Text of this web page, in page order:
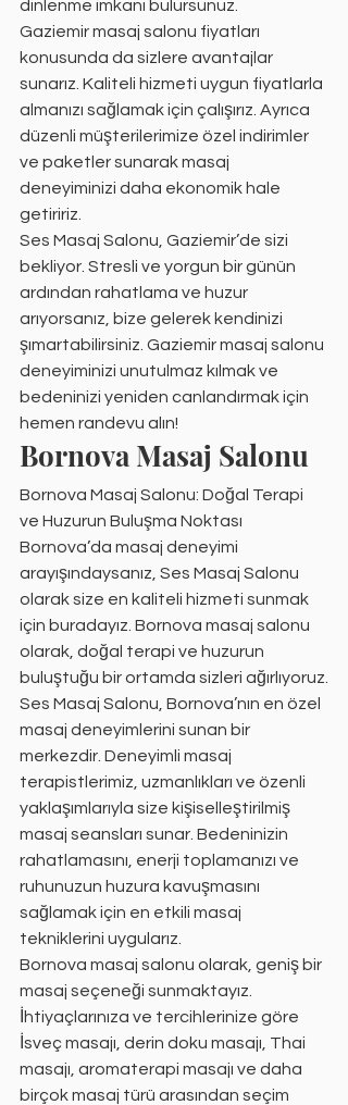
dinlenme imkanı bulursunuz.
Gaziemir masaj salonu fiyatları
konusunda da sizlere avantajlar
sunarız. Kaliteli hizmeti uygun fiyatlarla
almanızı sağlamak için çalışırız. Ayrıca
düzenli müşterilerimize özel indirimler
ve paketler sunarak masaj
deneyiminizi daha ekonomik hale
getiririz.
Ses Masaj Salonu, Gaziemir’de sizi
bekliyor. Stresli ve yorgun bir günün
ardından rahatlama ve huzur
arıyorsanız, bize gelerek kendinizi
şımartabilirsiniz. Gaziemir masaj salonu
deneyiminizi unutulmaz kılmak ve
bedeninizi yeniden canlandırmak için
hemen randevu alın!
Bornova Masaj Salonu
Bornova Masaj Salonu: Doğal Terapi
ve Huzurun Buluşma Noktası
Bornova’da masaj deneyimi
arayışındaysanız, Ses Masaj Salonu
olarak size en kaliteli hizmeti sunmak
için buradayız. Bornova masaj salonu
olarak, doğal terapi ve huzurun
buluştuğu bir ortamda sizleri ağırlıyoruz.
Ses Masaj Salonu, Bornova’nın en özel
masaj deneyimlerini sunan bir
merkezdir. Deneyimli masaj
terapistlerimiz, uzmanlıkları ve özenli
yaklaşımlarıyla size kişiselleştirilmiş
masaj seansları sunar. Bedeninizin
rahatlamasını, enerji toplamanızı ve
ruhunuzun huzura kavuşmasını
sağlamak için en etkili masaj
tekniklerini uygularız.
Bornova masaj salonu olarak, geniş bir
masaj seçeneği sunmaktayız.
İhtiyaçlarınıza ve tercihlerinize göre
İsveç masajı, derin doku masajı, Thai
masajı, aromaterapi masajı ve daha
birçok masaj türü arasından seçim